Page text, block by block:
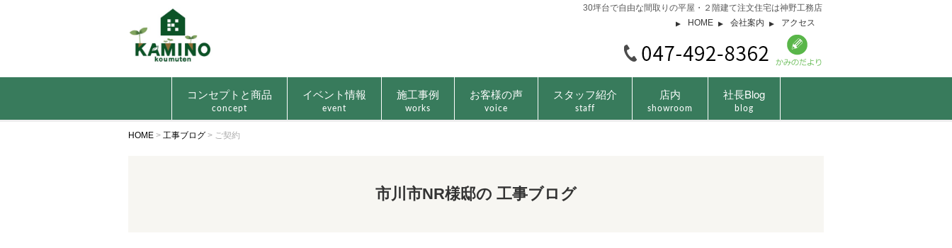
30坪台で自由な間取りの平屋・２階建て注文住宅は神野工務店
HOME
会社案内 アクセス
コンセプトと商品
concept
イベント情報
event
施工事例
works
お客様の声
voice
スタッフ紹介
staff
店内
showroom
社長Blog
blog
HOME > 工事ブログ > ご契約
市川市NR様邸の 工事ブログ